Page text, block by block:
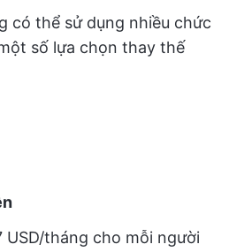
có thể sử dụng nhiều chức
số lựa chọn thay thế
USD/tháng cho mỗi người